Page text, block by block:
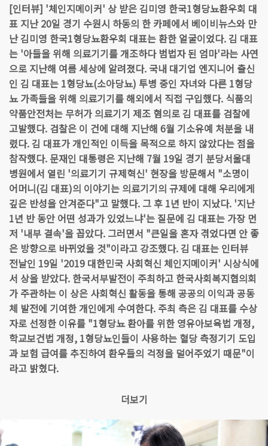
[인터뷰] '체인지메이커' 상 받은 김미영 한국1형당뇨환우회 대
표 지난 20일 경기 수원시 하동의 한 카페에서 베이비뉴스와 만
난 김미영 한국1형당뇨환우회 대표는 환한 얼굴이었다. 김 대표
는 '아들을 위해 의료기기를 개조하다 범법자 된 엄마'라는 사연
으로 지난해 여름 세상에 알려졌다. 국내 대기업 엔지니어 출신
인 김 대표는 1형당뇨(소아당뇨) 투병 중인 자녀와 다른 1형당
뇨 가족들을 위해 의료기기를 해외에서 직접 구입했다. 식품의
약품안전처는 무허가 의료기기 제조 혐의로 김 대표를 검찰에
고발했다. 검찰은 이 건에 대해 지난해 6월 기소유예 처분을 내
렸다. 김 대표가 개인적인 이득을 목적으로 하지 않았다는 점을
참작했다. 문재인 대통령은 지난해 7월 19일 경기 분당서울대
병원에서 열린 '의료기기 규제혁신' 현장을 방문해서 "소명이
어머니(김 대표)의 이야기는 의료기기의 규제에 대해 우리에게
깊은 반성을 안겨준다"고 말했다. 그 후 1년 반이 지났다. '지난
1년 반 동안 어떤 성과가 있었느냐'는 질문에 김 대표는 가장 먼
저 '내부 결속'을 꼽았다. 그러면서 "큰일을 혼자 겪었다면 안 좋
은 방향으로 바뀌었을 것"이라고 강조했다. 김 대표는 인터뷰
전날인 19일 '2019 대한민국 사회혁신 체인지메이커' 시상식에
서 상을 받았다. 한국서부발전이 주최하고 한국사회복지협의회
가 주관하는 이 상은 사회혁신 활동을 통해 공공의 이익과 공동
체 발전에 기여한 개인에게 수여한다. 주최 측은 김 대표를 수상
자로 선정한 이유를 "1형당뇨 환아를 위한 영유아보육법 개정,
학교보건법 개정, 1형당뇨인들이 사용하는 혈당 측정기기 도입
과 보험 급여를 추진하여 환우들의 걱정을 덜어주었기 때문"이
라고 밝혔다.
더보기